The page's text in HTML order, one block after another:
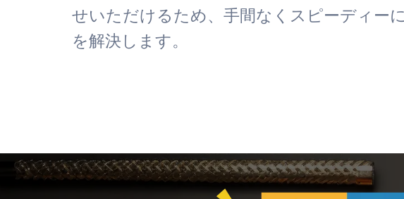
せいただけるため、手間なくスピーディー
を解決します。